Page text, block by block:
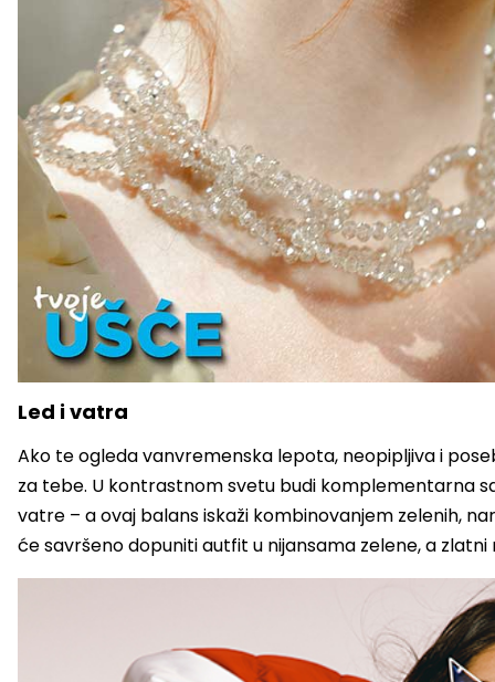
Led i vatra
Ako te ogleda vanvremenska lepota, neopipljiva i
za tebe. U kontrastnom svetu budi komplementarna
vatre – a ovaj balans iskaži kombinovanjem zelenih,
će savršeno dopuniti autfit u nijansama zelene, a